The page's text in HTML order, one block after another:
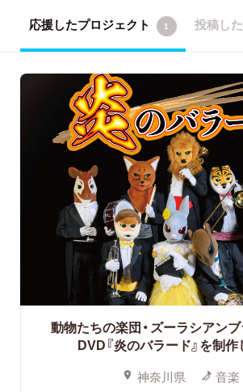
応援したプロジェクト 1 投稿し
動物たちの楽団・ズーラシアン
DVD『炎のバラード』を制作
神奈川県 音楽